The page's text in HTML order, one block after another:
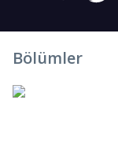
Bölümler